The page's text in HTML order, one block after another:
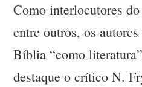
Como interlocutores
entre outros, os
Bíblia “como
destaque o crítico N.